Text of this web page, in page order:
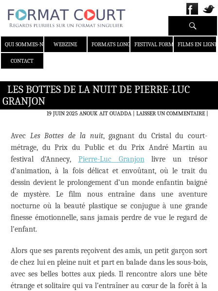
QUI SOMMES-NOUS ?WEBZINE FORMATS LONGS FESTIVAL FORMAT COURT
FILMS EN LIGNE
CONTACT
Recherche
LES BOTTES DE LA NUIT DE PIERRE-LUC
GRANJON
19 JUIN 2025 ANOUK AIT OUADDA LAISSER UN COMMENTAIRE|
Avec Les Bottes de la nuit, gagnant du Cristal du court-
métrage, du Prix du Public et du Prix André Martin au
festival d’Annecy, Pierre-Luc Granjonlivre un trésor
d’animation, à la fois délicat et envoûtant, où le trait du
dessin devient le prolongement d’un monde enfantin baigné
de mystère. Le film nous entraîne dans une aventure
nocturne où la beauté plastique se conjugue à une grande
finesse émotionnelle, sans jamais perdre de vue le regard de
l’enfant.
Alors que ses parents reçoivent des amis, un petit garçon sort
de chez lui en pleine nuit et part en balade dans les sous-bois,
avec ses belles bottes aux pieds. Il rencontre alors une bête
étrange et solitaire qui va l’entraîner au cœur de la forêt à la